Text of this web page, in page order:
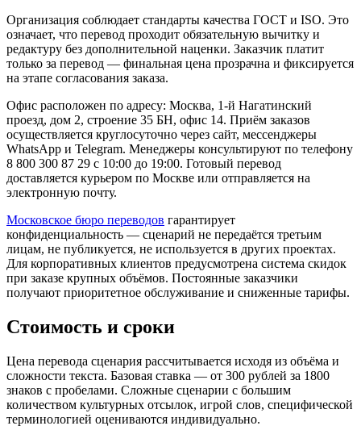
Организация соблюдает стандарты качества ГОСТ и ISO. Это
означает, что перевод проходит обязательную вычитку и
редактуру без дополнительной наценки. Заказчик платит
только за перевод — финальная цена прозрачна и фиксируется
на этапе согласования заказа.
Офис расположен по адресу: Москва, 1-й Нагатинский
проезд, дом 2, строение 35 БН, офис 14. Приём заказов
осуществляется круглосуточно через сайт, мессенджеры
WhatsApp и Telegram. Менеджеры консультируют по телефону
8 800 300 87 29 с 10:00 до 19:00. Готовый перевод
доставляется курьером по Москве или отправляется на
электронную почту.
Московское бюро переводов гарантирует
конфиденциальность — сценарий не передаётся третьим
лицам, не публикуется, не используется в других проектах.
Для корпоративных клиентов предусмотрена система скидок
при заказе крупных объёмов. Постоянные заказчики
получают приоритетное обслуживание и сниженные тарифы.
Стоимость и сроки
Цена перевода сценария рассчитывается исходя из объёма и
сложности текста. Базовая ставка — от 300 рублей за 1800
знаков с пробелами. Сложные сценарии с большим
количеством культурных отсылок, игрой слов, специфической
терминологией оцениваются индивидуально.